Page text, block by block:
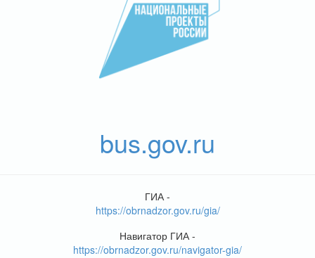
bus.gov.ru
ГИА -
https://obrnadzor.gov.ru/gia/
Навигатор ГИА -
https://obrnadzor.gov.ru/navigator-gia/